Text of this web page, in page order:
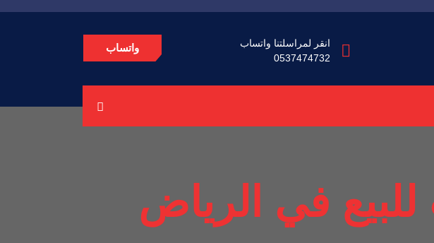
انقر لمراسلتنا واتساب
0537474732
واتساب
في الرياض